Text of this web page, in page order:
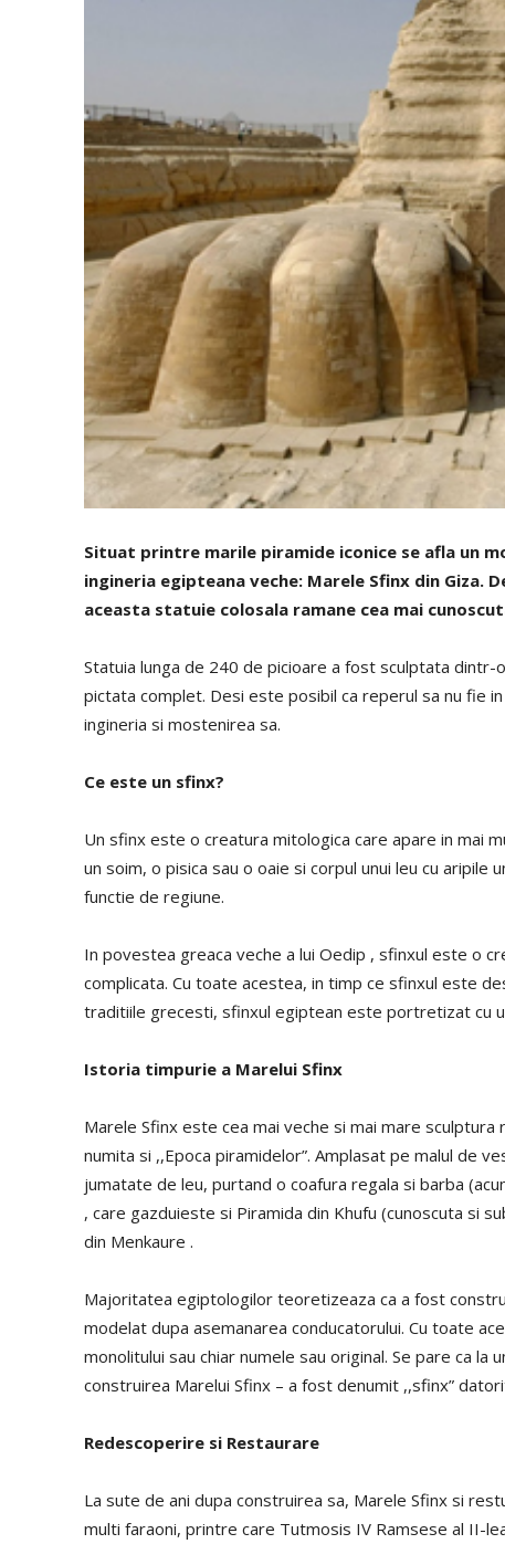
Situat printre marile piramide iconice se afla un
ingineria egipteana veche: Marele Sfinx din Giza.
aceasta statuie colosala ramane cea mai
Statuia lunga de 240 de picioare a fost sculptata
pictata complet. Desi este posibil ca reperul sa nu fie
ingineria si mostenirea sa.
Ce este un sfinx?
Un sfinx este o creatura mitologica care apare in mai
un soim, o pisica sau o oaie si corpul unui leu cu
functie de regiune.
In povestea greaca veche a lui Oedip , sfinxul este o
complicata. Cu toate acestea, in timp ce sfinxul este
traditiile grecesti, sfinxul egiptean este portretizat cu
Istoria timpurie a Marelui Sfinx
Marele Sfinx este cea mai veche si mai mare sculptura
numita si ,,Epoca piramidelor”. Amplasat pe malul de
jumatate de leu, purtand o coafura regala si barba
, care gazduieste si Piramida din Khufu (cunoscuta si
din Menkaure .
Majoritatea egiptologilor teoretizeaza ca a fost
modelat dupa asemanarea conducatorului. Cu toate
monolitului sau chiar numele sau original. Se pare ca la
construirea Marelui Sfinx – a fost denumit ,,sfinx”
Redescoperire si Restaurare
La sute de ani dupa construirea sa, Marele Sfinx si
multi faraoni, printre care Tutmosis IV Ramsese al II-